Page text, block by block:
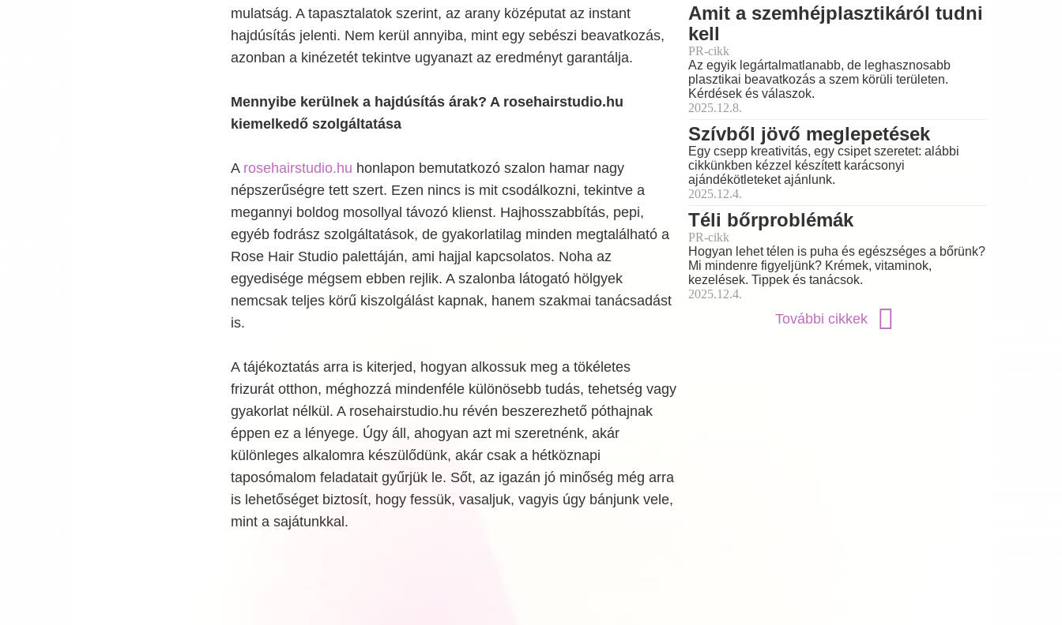
mulatság. A tapasztalatok szerint, az arany középutat az instant
hajdúsítás jelenti. Nem kerül annyiba, mint egy sebészi beavatkozás,
azonban a kinézetét tekintve ugyanazt az eredményt garantálja.
Mennyibe kerülnek a hajdúsítás árak? A rosehairstudio.hu
kiemelkedő szolgáltatása
A rosehairstudio.hu honlapon bemutatkozó szalon hamar nagy
népszerűségre tett szert. Ezen nincs is mit csodálkozni, tekintve a
megannyi boldog mosollyal távozó klienst. Hajhosszabbítás, pepi,
egyéb fodrász szolgáltatások, de gyakorlatilag minden megtalálható a
Rose Hair Studio palettáján, ami hajjal kapcsolatos. Noha az
egyedisége mégsem ebben rejlik. A szalonba látogató hölgyek
nemcsak teljes körű kiszolgálást kapnak, hanem szakmai tanácsadást
is.
A tájékoztatás arra is kiterjed, hogyan alkossuk meg a tökéletes
frizurát otthon, méghozzá mindenféle különösebb tudás, tehetség vagy
gyakorlat nélkül. A rosehairstudio.hu révén beszerezhető póthajnak
éppen ez a lényege. Úgy áll, ahogyan azt mi szeretnénk, akár
különleges alkalomra készülődünk, akár csak a hétköznapi
taposómalom feladatait gyűrjük le. Sőt, az igazán jó minőség még arra
is lehetőséget biztosít, hogy fessük, vasaljuk, vagyis úgy bánjunk vele,
mint a sajátunkkal.
Amit a szemhéjplasztikáról tudni
kell
PR-cikk
Az egyik legártalmatlanabb, de leghasznosabb
plasztikai beavatkozás a szem körüli területen.
Kérdések és válaszok.
2025.12.8.
Szívből jövő meglepetések
Egy csepp kreativitás, egy csipet szeretet: alábbi
cikkünkben kézzel készített karácsonyi
ajándékötleteket ajánlunk.
2025.12.4.
Téli bőrproblémák
PR-cikk
Hogyan lehet télen is puha és egészséges a bőrünk?
Mi mindenre figyeljünk? Krémek, vitaminok,
kezelések. Tippek és tanácsok.
2025.12.4.
További cikkek